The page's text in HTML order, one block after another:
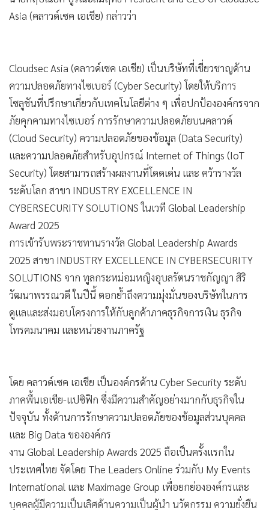
Asia (คลาวด์เซค เอเชีย) กล่าวว่า
Cloudsec Asia (คลาวด์เซค เอเชีย) เป็นบริษัทที่เชี่ยวชาญด้าน
ความปลอดภัยทางไซเบอร์ (Cyber Security) โดยให้บริการ
โซลูชันที่ปรึกษาเกี่ยวกับเทคโนโลยีต่าง ๆ เพื่อปกป้ององค์กรจาก
ภัยคุกคามทางไซเบอร์ การรักษาความปลอดภัยบนคลาวด์
(Cloud Security) ความปลอดภัยของข้อมูล (Data Security)
และความปลอดภัยสำหรับอุปกรณ์ Internet of Things (IoT
Security) โดยสามารถสร้างผลงานที่โดดเด่น และ คว้ารางวัล
ระดับโลก สาขา INDUSTRY EXCELLENCE IN
CYBERSECURITY SOLUTIONS ในเวที Global Leadership
Award 2025
การเข้ารับพระราชทานรางวัล Global Leadership Awards
2025 สาขา INDUSTRY EXCELLENCE IN CYBERSECURITY
SOLUTIONS จาก ทูลกระหม่อมหญิงอุบลรัตนราชกัญญา สิริ
วัฒนาพรรณวดี ในปีนี้ ตอกย้ำถึงความมุ่งมั่นของบริษัทในการ
ดูแลและส่งมอบโครงการให้กับลูกค้าภาคธุรกิจการเงิน ธุรกิจ
โทรคมนาคม และหน่วยงานภาครัฐ
โดย คลาวด์เซค เอเชีย เป็นองค์กรด้าน Cyber Security ระดับ
ภาคพื้นเอเชีย-แปซิฟิก ซึ่งมีความสำคัญอย่างมากกับธุรกิจใน
ปัจจุบัน ทั้งด้านการรักษาความปลอดภัยของข้อมูลส่วนบุคคล
และ Big Data ขององค์กร
งาน Global Leadership Awards 2025 ถือเป็นครั้งแรกใน
ประเทศไทย จัดโดย The Leaders Online ร่วมกับ My Events
International และ Maximage Group เพื่อยกย่ององค์กรและ
บุคคลผู้มีความเป็นเลิศด้านความเป็นผู้นำ นวัตกรรม ความยั่งยืน